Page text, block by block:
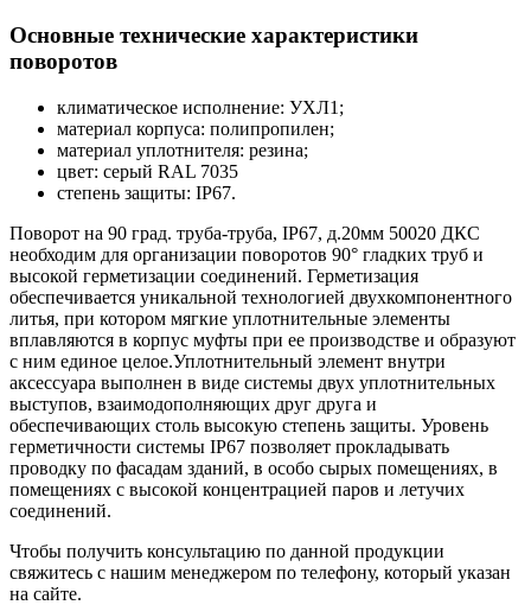
Основные технические характеристики
поворотов
климатическое исполнение: УХЛ1;
материал корпуса: полипропилен;
материал уплотнителя: резина;
цвет: серый RAL 7035
степень защиты: IP67.
Поворот на 90 град. труба-труба, IP67, д.20мм 50020 ДКС
необходим для организации поворотов 90° гладких труб и
высокой герметизации соединений. Герметизация
обеспечивается уникальной технологией двухкомпонентного
литья, при котором мягкие уплотнительные элементы
вплавляются в корпус муфты при ее производстве и образуют
с ним единое целое.Уплотнительный элемент внутри
аксессуара выполнен в виде системы двух уплотнительных
выступов, взаимодополняющих друг друга и
обеспечивающих столь высокую степень защиты. Уровень
герметичности системы IP67 позволяет прокладывать
проводку по фасадам зданий, в особо сырых помещениях, в
помещениях с высокой концентрацией паров и летучих
соединений.
Чтобы получить консультацию по данной продукции
свяжитесь с нашим менеджером по телефону, который указан
на сайте.